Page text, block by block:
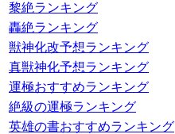
黎絶ランキング
轟絶ランキング
獣神化改予想ランキング
真獣神化予想ランキング
運極おすすめランキング
絶級の運極ランキング
英雄の書おすすめランキング